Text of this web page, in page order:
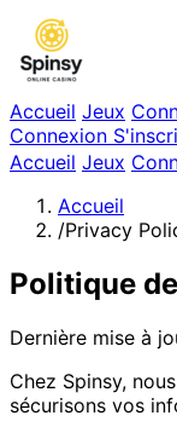
Accueil Jeux
Connexion
Accueil Jeux
Accueil
/Privacy
Politique
Dernière mise à
Chez Spinsy,
sécurisons vos